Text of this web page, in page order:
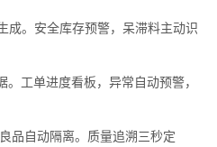
成。安全库存预警，呆滞料主动识
工单进度看板，异常自动预警，
品自动隔离。质量追溯三秒定